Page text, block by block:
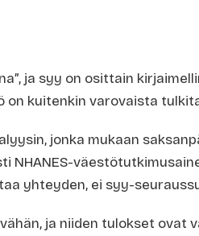
ja syy on osittain
on kuitenkin varovaista
jonka mukaan
NHANES-
yhteyden, ei syy-
ja niiden tulokset ovat